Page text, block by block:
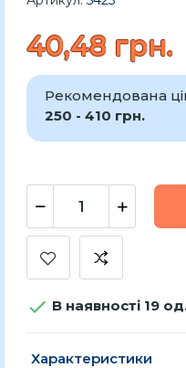
40,48 грн.
Рекомендована
250 - 410 грн.
 В наявності 19
Характеристики